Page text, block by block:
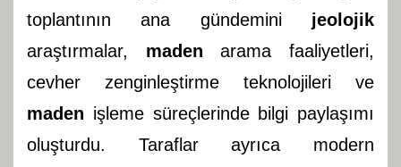
toplantının ana gündemini jeolojik
araştırmalar, maden arama faaliyetleri,
cevher zenginleştirme teknolojileri ve
maden işleme süreçlerinde bilgi paylaşımı
oluşturdu. Taraflar ayrıca modern